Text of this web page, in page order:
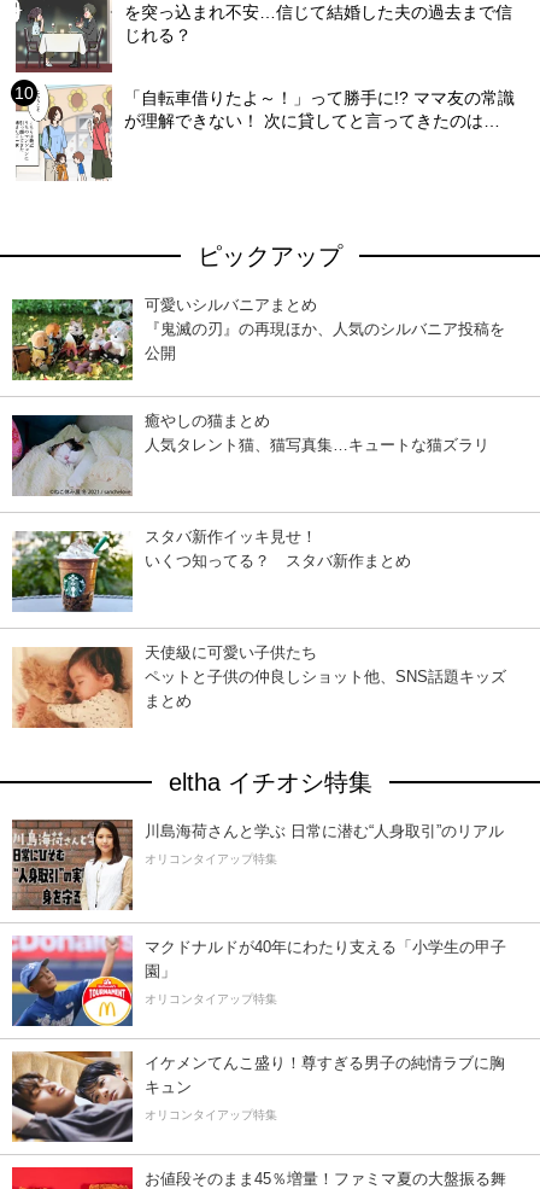
を突っ込まれ不安…信じて結婚した夫の過去まで信
じれる？
「自転車借りたよ～！」って勝手に!? ママ友の常識
が理解できない！ 次に貸してと言ってきたのは…
ピックアップ
可愛いシルバニアまとめ
『鬼滅の刃』の再現ほか、人気のシルバニア投稿を
公開
癒やしの猫まとめ
人気タレント猫、猫写真集…キュートな猫ズラリ
スタバ新作イッキ見せ！
いくつ知ってる？ スタバ新作まとめ
天使級に可愛い子供たち
ペットと子供の仲良しショット他、SNS話題キッズ
まとめ
eltha イチオシ特集
川島海荷さんと学ぶ 日常に潜む“人身取引”のリアル
オリコンタイアップ特集
マクドナルドが40年にわたり支える「小学生の甲子
園」
オリコンタイアップ特集
イケメンてんこ盛り！尊すぎる男子の純情ラブに胸
キュン
オリコンタイアップ特集
お値段そのまま45％増量！ファミマ夏の大盤振る舞